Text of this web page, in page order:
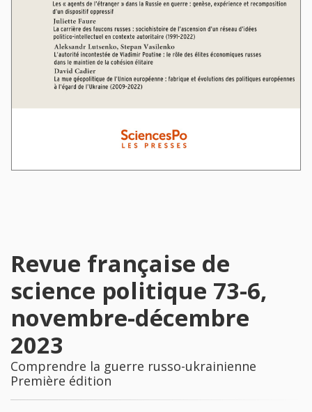
Revue française de
science politique 73-6,
novembre-décembre
2023
Comprendre la guerre russo-ukrainienne
Première édition